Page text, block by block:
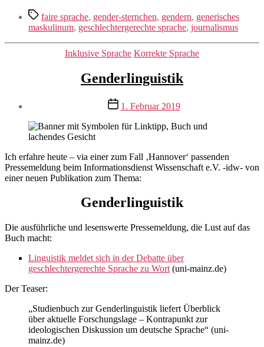
Schlagwörter
faire sprache, gender-sternchen, gendern, generisches
maskulinum, geschlechtergerechte sprache, journalismus
Kategorien
Inklusive Sprache Korrekte Sprache
Genderlinguistik
Veröffentlichungsdatum
1. Februar 2019
Ich erfahre heute – via einer zum Fall ‚Hannover‘ passenden
Pressemeldung beim Informationsdienst Wissenschaft e.V. -idw- von
einer neuen Publikation zum Thema:
Genderlinguistik
Die ausführliche und lesenswerte Pressemeldung, die Lust auf das
Buch macht:
Linguistik meldet sich in der Debatte über
geschlechtergerechte Sprache zu Wort (uni-mainz.de)
Der Teaser:
„Studienbuch zur Genderlinguistik liefert Überblick
über aktuelle Forschungslage – Kontrapunkt zur
ideologischen Diskussion um deutsche Sprache“ (uni-
mainz.de)